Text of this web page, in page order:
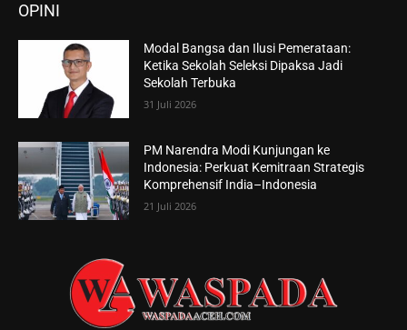
OPINI
Modal Bangsa dan Ilusi Pemerataan:
Ketika Sekolah Seleksi Dipaksa Jadi
Sekolah Terbuka
31 Juli 2026
PM Narendra Modi Kunjungan ke
Indonesia: Perkuat Kemitraan Strategis
Komprehensif India–Indonesia
21 Juli 2026